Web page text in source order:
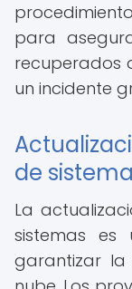
para
recuperados
un incidente
de
La
sistemas es
garantizar